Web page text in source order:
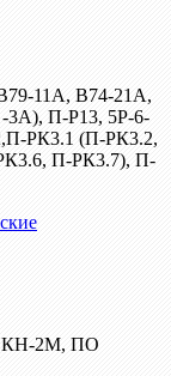
11А, В74-21А,
П-Р13, 5Р-6-
РК3.1 (П-РК3.2,
П-РК3.7), П-
КН-2М, ПО